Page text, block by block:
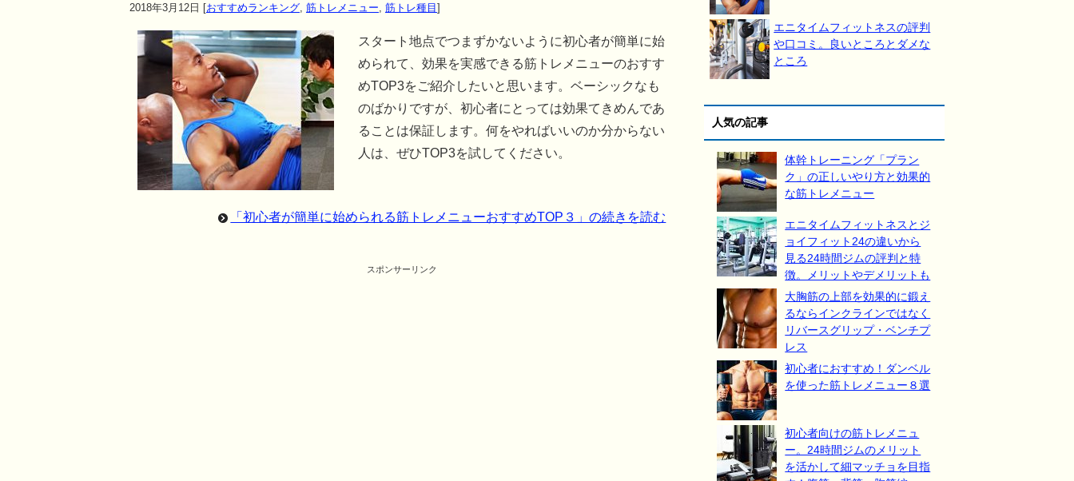
2018年3月12日 [おすすめランキング 筋トレメニュー 筋トレ種目 ]
スタート地点でつまずかないように初心者が簡単に始
められて、効果を実感できる筋トレメニューのおすす
めTOP3をご紹介したいと思います。ベーシックなも
のばかりですが、初心者にとっては効果てきめんであ
ることは保証します。何をやればいいのか分からない
人は、ぜひTOP3を試してください。
「初心者が簡単に始められる筋トレメニューおすすめTOP３」の続きを読む
スポンサーリンク
エニタイムフィットネスの評判
や口コミ。良いところとダメな
ところ
人気の記事
体幹トレーニング「プラン
ク」の正しいやり方と効果的
な筋トレメニュー
エニタイムフィットネスとジ
ョイフィット24の違いから
見る24時間ジムの評判と特
徴。メリットやデメリットも
大胸筋の上部を効果的に鍛え
るならインクラインではなく
リバースグリップ・ベンチプ
レス
初心者におすすめ！ダンベル
を使った筋トレメニュー８選
初心者向けの筋トレメニュ
ー。24時間ジムのメリット
を活かして細マッチョを目指